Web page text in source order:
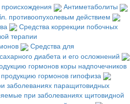
происхождения
Антиметаболиты
противоопухолевым действием
Средства коррекции побочных
терапии
Средства для
диабета и его осложнений
гормонов коры надпочечников
гормонов гипофиза
заболеваниях паращитовидных
при заболеваниях щитовидной